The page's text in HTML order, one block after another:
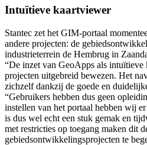
Intuïtieve kaartviewer
Stantec zet het GIM-portaal
andere projecten: de
industrieterrein de Hembrug in
“De inzet van GeoApps als
projecten uitgebreid bewezen. Het
zichzelf dankzij de goede en
“Gebruikers hebben dus geen
instellen van het portaal hebben wij
is dus wel echt een stuk gemak en
met restricties op toegang maken dit
gebiedsontwikkelingsprojecten te